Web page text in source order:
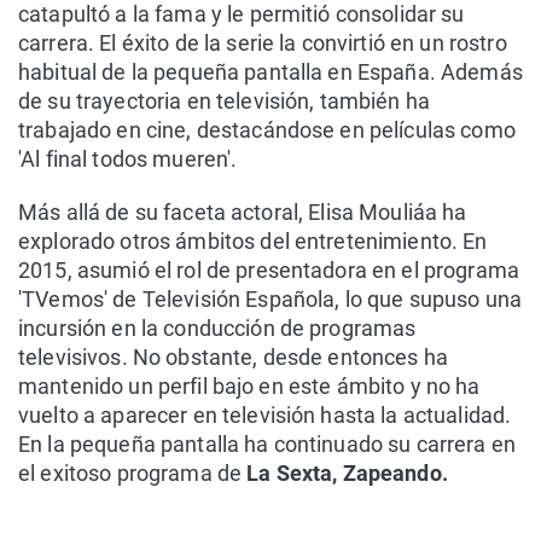
catapultó a la fama y le permitió consolidar su
carrera. El éxito de la serie la convirtió en un rostro
habitual de la pequeña pantalla en España. Además
de su trayectoria en televisión, también ha
trabajado en cine, destacándose en películas como
'Al final todos mueren'.
Más allá de su faceta actoral, Elisa Mouliáa ha
explorado otros ámbitos del entretenimiento. En
2015, asumió el rol de presentadora en el programa
'TVemos' de Televisión Española, lo que supuso una
incursión en la conducción de programas
televisivos. No obstante, desde entonces ha
mantenido un perfil bajo en este ámbito y no ha
vuelto a aparecer en televisión hasta la actualidad.
En la pequeña pantalla ha continuado su carrera en
el exitoso programa de La Sexta, Zapeando.